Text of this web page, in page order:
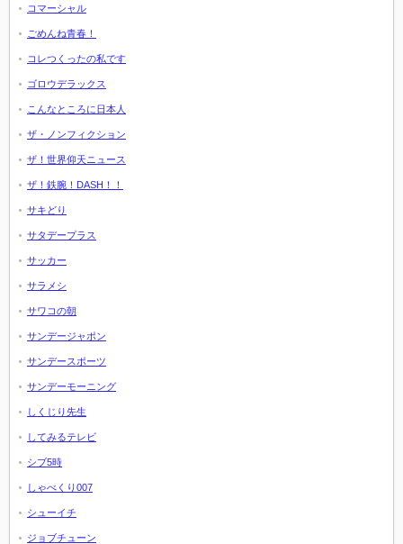
コマーシャル
ごめんね青春！
コレつくったの私です
ゴロウデラックス
こんなところに日本人
ザ・ノンフィクション
ザ！世界仰天ニュース
ザ！鉄腕！DASH！！
サキどり
サタデープラス
サッカー
サラメシ
サワコの朝
サンデージャポン
サンデースポーツ
サンデーモーニング
しくじり先生
してみるテレビ
シブ5時
しゃべくり007
シューイチ
ジョブチューン